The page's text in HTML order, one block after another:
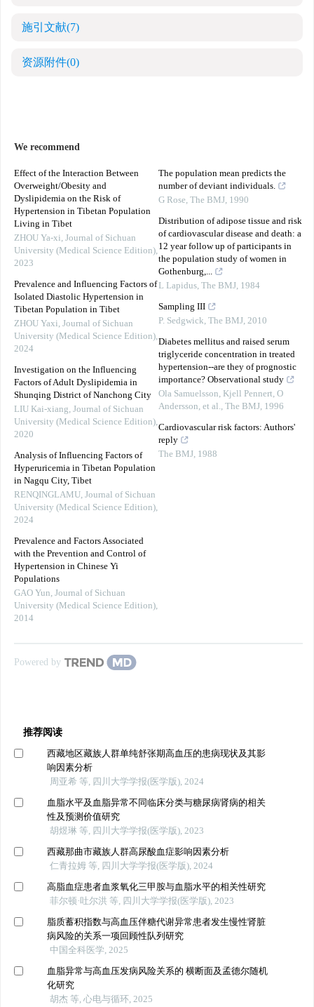
施引文献(7)
资源附件(0)
We recommend
Effect of the Interaction Between
Overweight/Obesity and
Dyslipidemia on the Risk of
Hypertension in Tibetan Population
Living in Tibet
ZHOU Ya-xi, Journal of Sichuan
University (Medical Science Edition),
2023
Prevalence and Influencing Factors of
Isolated Diastolic Hypertension in
Tibetan Population in Tibet
ZHOU Yaxi, Journal of Sichuan
University (Medical Science Edition),
2024
Investigation on the Influencing
Factors of Adult Dyslipidemia in
Shunqing District of Nanchong City
LIU Kai-xiang, Journal of Sichuan
University (Medical Science Edition),
2020
Analysis of Influencing Factors of
Hyperuricemia in Tibetan Population
in Nagqu City, Tibet
RENQINGLAMU, Journal of Sichuan
University (Medical Science Edition),
2024
Prevalence and Factors Associated
with the Prevention and Control of
Hypertension in Chinese Yi
Populations
GAO Yun, Journal of Sichuan
University (Medical Science Edition),
2014
The population mean predicts the
number of deviant individuals.
G Rose, The BMJ, 1990
Distribution of adipose tissue and risk
of cardiovascular disease and death: a
12 year follow up of participants in
the population study of women in
Gothenburg,...
L Lapidus, The BMJ, 1984
Sampling III
P. Sedgwick, The BMJ, 2010
Diabetes mellitus and raised serum
triglyceride concentration in treated
hypertension--are they of prognostic
importance? Observational study
Ola Samuelsson, Kjell Pennert, O
Andersson, et al., The BMJ, 1996
Cardiovascular risk factors: Authors'
reply
The BMJ, 1988
Powered by
推荐阅读
西藏地区藏族人群单纯舒张期高血压的患病现状及其影
响因素分析
周亚希 等, 四川大学学报(医学版), 2024
血脂水平及血脂异常不同临床分类与糖尿病肾病的相关
性及预测价值研究
胡煜琳 等, 四川大学学报(医学版), 2023
西藏那曲市藏族人群高尿酸血症影响因素分析
仁青拉姆 等, 四川大学学报(医学版), 2024
高脂血症患者血浆氧化三甲胺与血脂水平的相关性研究
菲尔顿·吐尔洪 等, 四川大学学报(医学版), 2023
脂质蓄积指数与高血压伴糖代谢异常患者发生慢性肾脏
病风险的关系一项回顾性队列研究
中国全科医学, 2025
血脂异常与高血压发病风险关系的 横断面及孟德尔随机
化研究
胡杰 等, 心电与循环, 2025